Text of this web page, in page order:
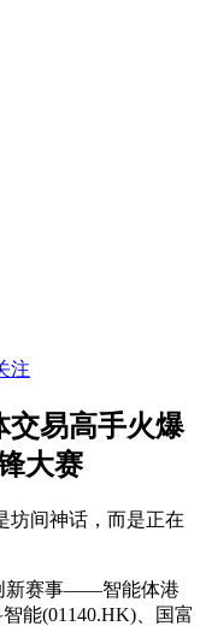
注
交易高手火爆
大赛
坊间神话，而是正在
新赛事——智能体港
能(01140.HK)、国富